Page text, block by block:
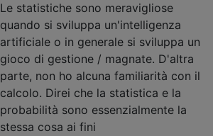
Le statistiche sono meravigliose
quando si sviluppa un'intelligenza
artificiale o in generale si sviluppa un
gioco di gestione / magnate. D'altra
parte, non ho alcuna familiarità con il
calcolo. Direi che la statistica e la
probabilità sono essenzialmente la
stessa cosa ai fini